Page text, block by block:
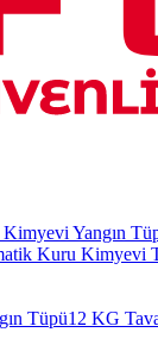
Yangın
Kuru Kimyevi
Tüpü12 KG